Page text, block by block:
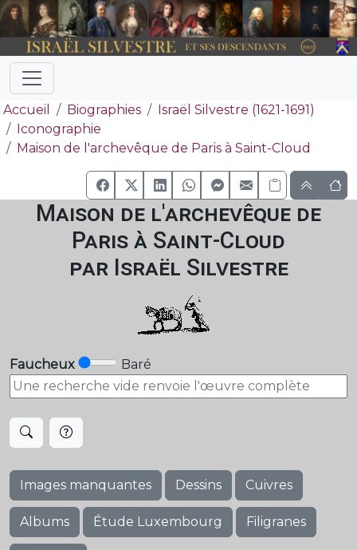
Accueil Biographies
Israël Silvestre (1621-1691)
Iconographie
Maison de l'archevêque de Paris à Saint-Cloud
Maison de l'archevêque de
Paris à Saint-Cloud
par Israël Silvestre
Faucheux Baré
Images manquantes Dessins Cuivres
Albums Étude Luxembourg Filigranes